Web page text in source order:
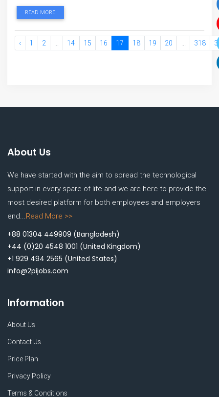
READ MORE
‹ 1 2 ... 14 15 16 17 18 19 20 ... 318
About Us
We have started with the aim to spread the technological
support in every spare of life and we are here to provide the
most desired platform for both employees and employers
end...Read More >>
+88 01304 449909 (Bangladesh)
+44 (0)20 4548 1001 (United Kingdom)
+1 929 494 2565 (United States)
info@2pijobs.com
Information
About Us
Contact Us
Price Plan
Privacy Policy
Terms & Conditions